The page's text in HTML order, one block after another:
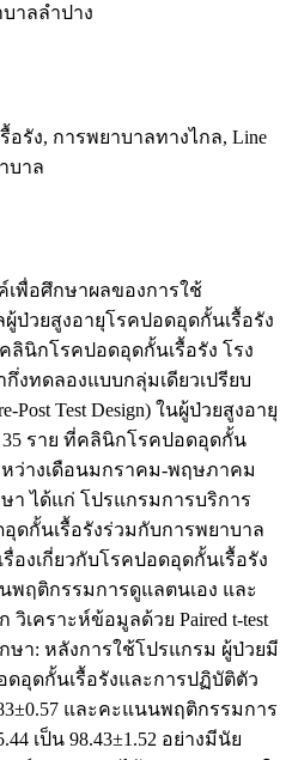
าลลำปาง
อรัง, การพยาบาลทางไกล, Line
บาล
พื่อศึกษาผลของการใช้
ป่วยสูงอายุโรคปอดอุดกั้นเรื้อรัง
ลินิกโรคปอดอุดกั้นเรื้อรัง โรง
งทดลองแบบกลุ่มเดียวเปรียบ
Post Test Design) ในผู้ป่วยสูงอายุ
ราย ที่คลินิกโรคปอดอุดกั้น
หว่างเดือนมกราคม-พฤษภาคม
า ได้แก่ โปรแกรมการบริการ
ดกั้นเรื้อรังร่วมกับการพยาบาล
องเกี่ยวกับโรคปอดอุดกั้นเรื้อรัง
พฤติกรรมการดูแลตนเอง และ
เคราะห์ข้อมูลด้วย Paired t-test
กษา: หลังการใช้โปรแกรม ผู้ป่วยมี
อุดกั้นเรื้อรังและการปฏิบัติตัว
และคะแนนพฤติกรรมการ
เป็น 98.43±1.52 อย่างมีนัย